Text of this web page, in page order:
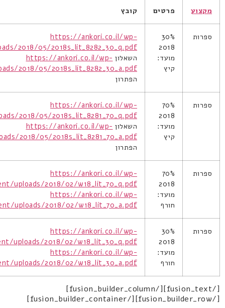
מקצוע פרטים קובץ
ספרות
30%
2018
מועד:
קיץ
https://ankori.co.il/wp-
2018/05/2018s_lit_8282_30_q.pdf
השאלון https://ankori.co.il/wp-
2018/05/2018s_lit_8282_30_a.pdf
הפתרון
ספרות
70%
2018
מועד:
קיץ
https://ankori.co.il/wp-
2018/05/2018s_lit_8281_70_q.pdf
השאלון https://ankori.co.il/wp-
2018/05/2018s_lit_8281_70_a.pdf
הפתרון
ספרות
70%
2018
מועד:
חורף
https://ankori.co.il/wp-
uploads/2018/02/w18_lit_70_q.pdf
https://ankori.co.il/wp-
uploads/2018/02/w18_lit_70_a.pdf
ספרות
30%
2018
מועד:
חורף
https://ankori.co.il/wp-
uploads/2018/02/w18_lit_30_q.pdf
https://ankori.co.il/wp-
uploads/2018/02/w18_lit_30_a.pdf
[/fusion_text][/fusion_builder_column]
[/fusion_builder_row][/fusion_builder_container]